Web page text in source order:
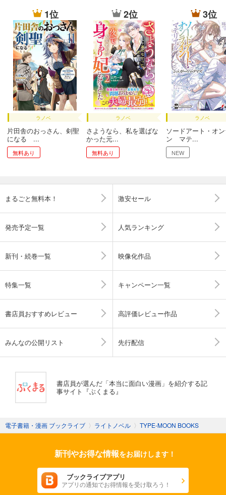
1位
ラノベ
片田舎のおっさん、剣聖
になる ...
無料あり
2位
ラノベ
さようなら、私を選ばな
かった元...
無料あり
3位
ラノベ
ソードアート・オ
ン マテ...
NEW
まるごと無料本！ 激安セール
発売予定一覧 人気ランキング
新刊・続巻一覧 映像化作品
特集一覧 キャンペーン一覧
書店員おすすめレビュー 高評価レビュー作品
みんなの公開リスト 先行配信
書店員が選んだ「本当に面白い漫画」を紹介する記
事サイト『ぶくまる』
電子書籍・漫画 ブックライブ 〉 ライトノベル 〉 TYPE-MOON BOOKS
新刊やお得な情報をお届けします！
ブックライブアプリ
アプリの通知でお得情報を受け取ろう！